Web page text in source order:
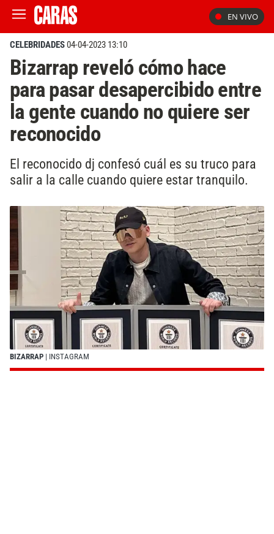
EN VIVO
CELEBRIDADES04-04-2023 13:10
Bizarrap reveló cómo hace
para pasar desapercibido entre
la gente cuando no quiere ser
reconocido
El reconocido dj confesó cuál es su truco para
salir a la calle cuando quiere estar tranquilo.
BIZARRAP | INSTAGRAM